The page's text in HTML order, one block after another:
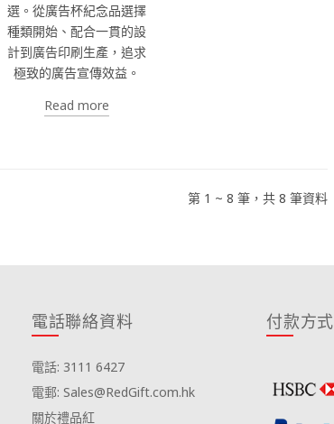
選。從廣告杯紀念品選擇
種類開始、配合一貫的設
計到廣告印刷生產，追求
極致的廣告宣傳效益。
Read more
第 1 ~ 8 筆，共 8 筆資料
電話聯絡資料
電話: 3111 6427
電郵: Sales@RedGift.com.hk
關於禮品紅
付款方式